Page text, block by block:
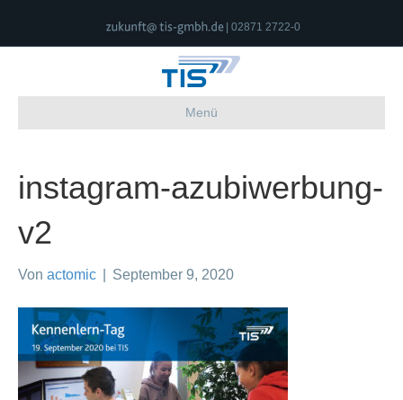
| 02871 2722-0
Menü
instagram-azubiwerbung-
v2
Von actomic September 9, 2020